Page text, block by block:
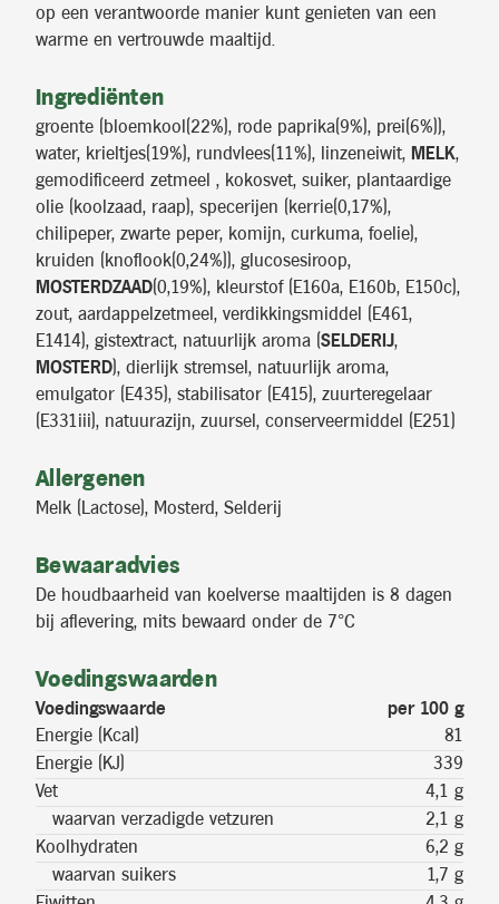
op een verantwoorde manier kunt genieten van een
warme en vertrouwde maaltijd.
Ingrediënten
groente (bloemkool(22%), rode paprika(9%), prei(6%)),
water, krieltjes(19%), rundvlees(11%), linzeneiwit, MELK,
gemodificeerd zetmeel , kokosvet, suiker, plantaardige
olie (koolzaad, raap), specerijen (kerrie(0,17%),
chilipeper, zwarte peper, komijn, curkuma, foelie),
kruiden (knoflook(0,24%)), glucosesiroop,
MOSTERDZAAD(0,19%), kleurstof (E160a, E160b, E150c),
zout, aardappelzetmeel, verdikkingsmiddel (E461,
E1414), gistextract, natuurlijk aroma (SELDERIJ,
MOSTERD), dierlijk stremsel, natuurlijk aroma,
emulgator (E435), stabilisator (E415), zuurteregelaar
(E331iii), natuurazijn, zuursel, conserveermiddel (E251)
Allergenen
Melk (Lactose), Mosterd, Selderij
Bewaaradvies
De houdbaarheid van koelverse maaltijden is 8 dagen
bij aflevering, mits bewaard onder de 7°C
Voedingswaarden
Voedingswaarde
per 100 g
Energie (Kcal)
81
Energie (KJ)
339
Vet
4,1 g
waarvan verzadigde vetzuren
2,1 g
Koolhydraten
6,2 g
waarvan suikers
1,7 g